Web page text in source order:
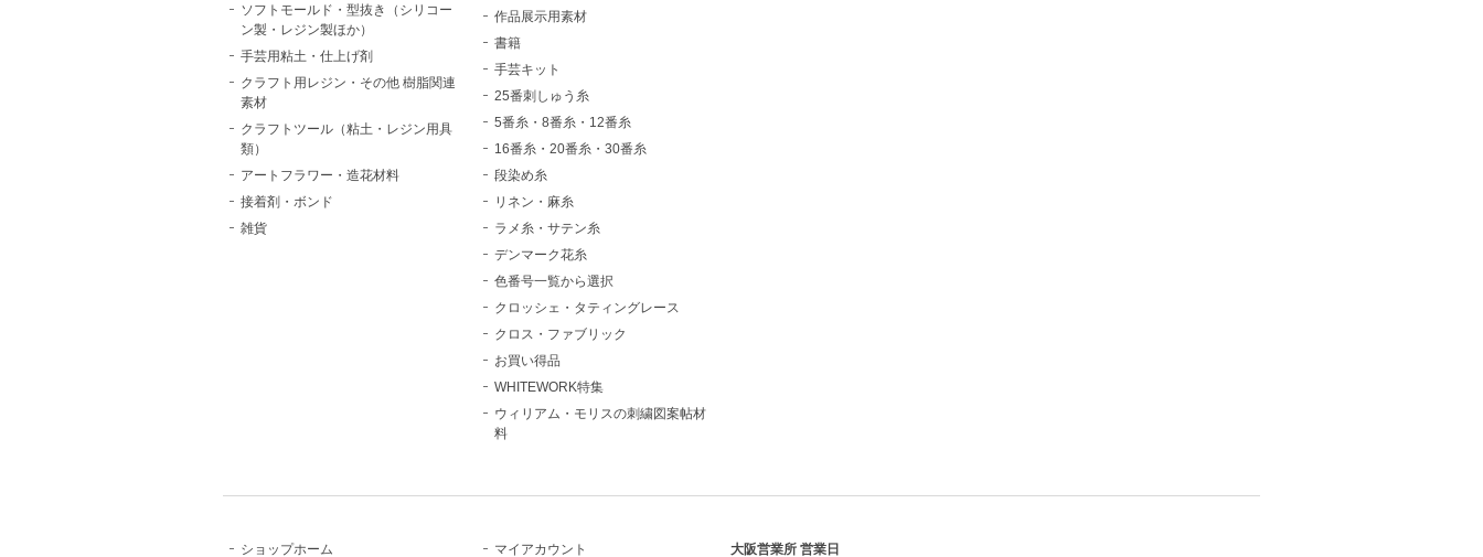
ソフトモールド・型抜き（シリコー
ン製・レジン製ほか）
手芸用粘土・仕上げ剤
クラフト用レジン・その他 樹脂関連
素材
クラフトツール（粘土・レジン用具
類）
アートフラワー・造花材料
接着剤・ボンド
雑貨
作品展示用素材
書籍
手芸キット
25番刺しゅう糸
5番糸・8番糸・12番糸
16番糸・20番糸・30番糸
段染め糸
リネン・麻糸
ラメ糸・サテン糸
デンマーク花糸
色番号一覧から選択
クロッシェ・タティングレース
クロス・ファブリック
お買い得品
WHITEWORK特集
ウィリアム・モリスの刺繍図案帖材
料
ショップホーム マイアカウント 大阪営業所 営業日